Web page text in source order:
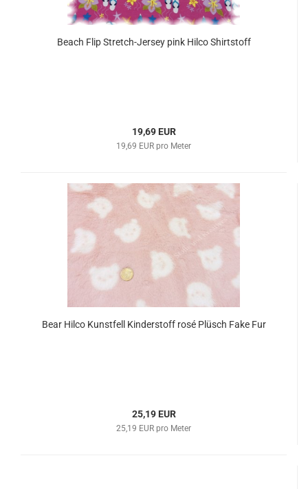
Beach Flip Stretch-Jersey pink Hilco Shirtstoff
19,69 EUR
19,69 EUR pro Meter
Bear Hilco Kunstfell Kinderstoff rosé Plüsch Fake Fur
25,19 EUR
25,19 EUR pro Meter